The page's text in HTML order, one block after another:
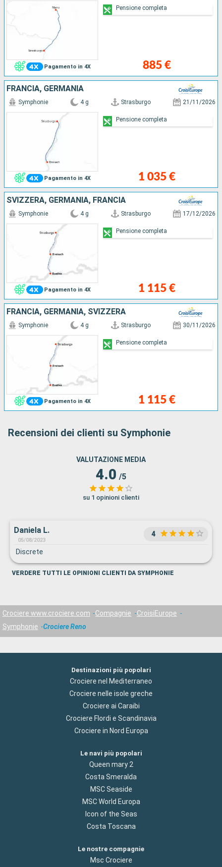
Pagamento in 4X 885 €
Pensione completa
FRANCIA, GERMANIA
Pagamento in 4X
Symphonie 4 g Strasburgo 21/11/2026
1 035 €
Pensione completa
SVIZZERA, GERMANIA, FRANCIA
Pagamento in 4X
Symphonie 4 g Strasburgo 17/12/2026
1 115 €
Pensione completa
FRANCIA, GERMANIA, SVIZZERA
Pagamento in 4X
Symphonie 4 g Strasburgo 30/11/2026
1 115 €
Pensione completa
Recensioni dei clienti su Symphonie
VALUTAZIONE MEDIA
4.0 /5
su 1 opinioni clienti
Daniela L.
05/08/2023
4
Discrete
VERDERE TUTTI LE OPINIONI CLIENTI DA SYMPHONIE
Crociere www.crociere.com Compagnie
CroisiEurope
Symphonie
Crociere Reno
Destinazioni più popolari
Crociere nel Mediterraneo
Crociere nelle isole greche
Crociere ai Caraibi
Crociere Flordi e Scandinavia
Crociere in Nord Europa
Le navi più popolari
Queen mary 2
Costa Smeralda
MSC Seaside
MSC World Europa
Icon of the Seas
Costa Toscana
Le nostre compagnie
Msc Crociere